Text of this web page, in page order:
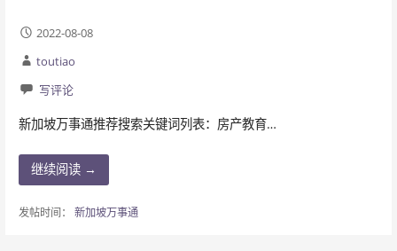
2022-08-08
toutiao
写评论
新加坡万事通推荐搜索关键词列表：房产教育…
继续阅读 →
发帖时间： 新加坡万事通